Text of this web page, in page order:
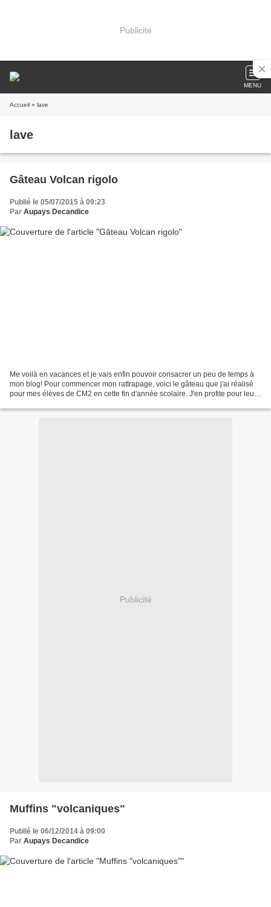
Publicité
MENU
Accueil » lave
lave
Gâteau Volcan rigolo
Publié le 05/07/2015 à 09:23
Par Aupays Decandice
Me voilà en vacances et je vais enfin pouvoir consacrer un peu de temps à
mon blog! Pour commencer mon rattrapage, voici le gâteau que j'ai réalisé
pour mes élèves de CM2 en cette fin d'année scolaire. J'en profite pour leur
Publicité
Muffins "volcaniques"
Publié le 06/12/2014 à 09:00
Par Aupays Decandice